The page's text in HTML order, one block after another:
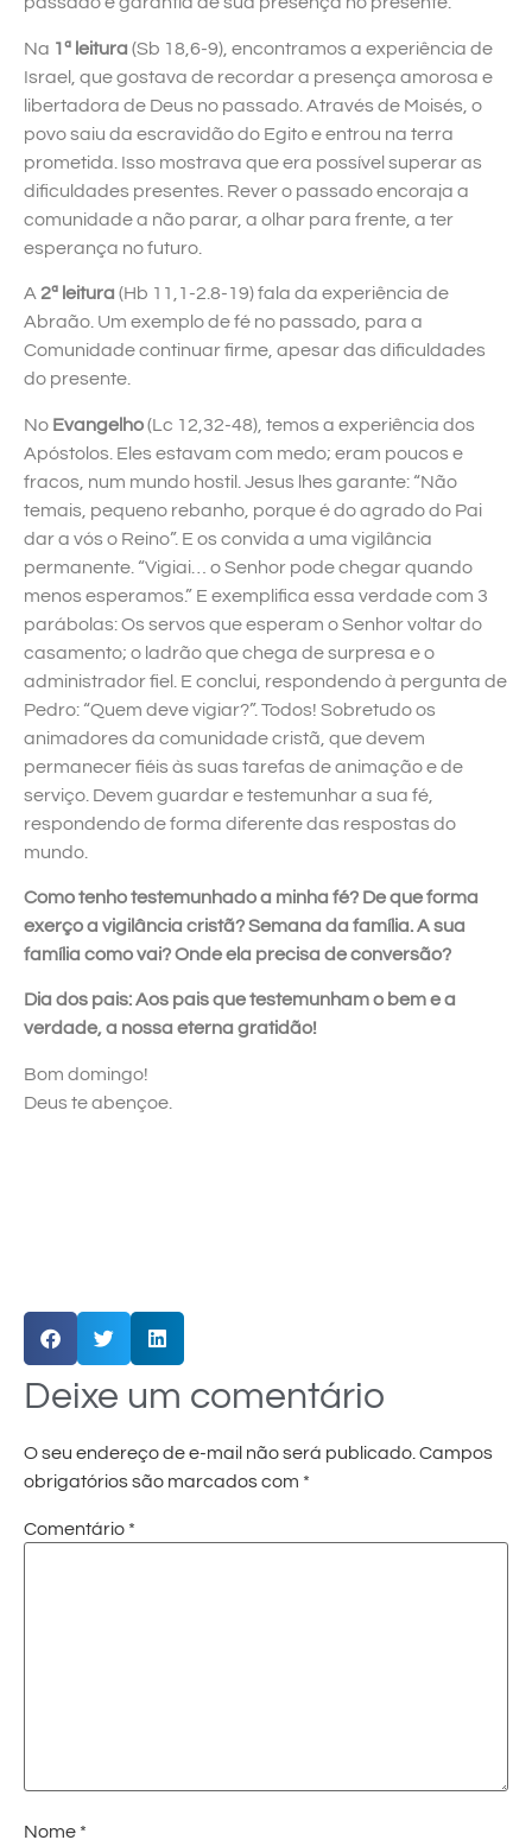
Na 1ª leitura (Sb 18,6-9), encontramos a experiência de
Israel, que gostava de recordar a presença amorosa e
libertadora de Deus no passado. Através de Moisés, o
povo saiu da escravidão do Egito e entrou na terra
prometida. Isso mostrava que era possível superar as
dificuldades presentes. Rever o passado encoraja a
comunidade a não parar, a olhar para frente, a ter
esperança no futuro.
A2ª leitura (Hb 11,1-2.8-19) fala da experiência de
Abraão. Um exemplo de fé no passado, para a
Comunidade continuar firme, apesar das dificuldades
do presente.
No Evangelho(Lc 12,32-48), temos a experiência dos
Apóstolos. Eles estavam com medo; eram poucos e
fracos, num mundo hostil. Jesus lhes garante: “Não
temais, pequeno rebanho, porque é do agrado do Pai
dar a vós o Reino”. E os convida a uma vigilância
permanente. “Vigiai… o Senhor pode chegar quando
menos esperamos.” E exemplifica essa verdade com 3
parábolas: Os servos que esperam o Senhor voltar do
casamento; o ladrão que chega de surpresa e o
administrador fiel. E conclui, respondendo à pergunta de
Pedro: “Quem deve vigiar?”. Todos! Sobretudo os
animadores da comunidade cristã, que devem
permanecer fiéis às suas tarefas de animação e de
serviço. Devem guardar e testemunhar a sua fé,
respondendo de forma diferente das respostas do
mundo.
Como tenho testemunhado a minha fé? De que forma
exerço a vigilância cristã? Semana da família. A sua
família como vai? Onde ela precisa de conversão?
Dia dos pais: Aos pais que testemunham o bem e a
verdade, a nossa eterna gratidão!
Bom domingo!
Deus te abençoe.
Deixe um comentário
O seu endereço de e-mail não será publicado.Campos
obrigatórios são marcados com *
Comentário *
Nome *